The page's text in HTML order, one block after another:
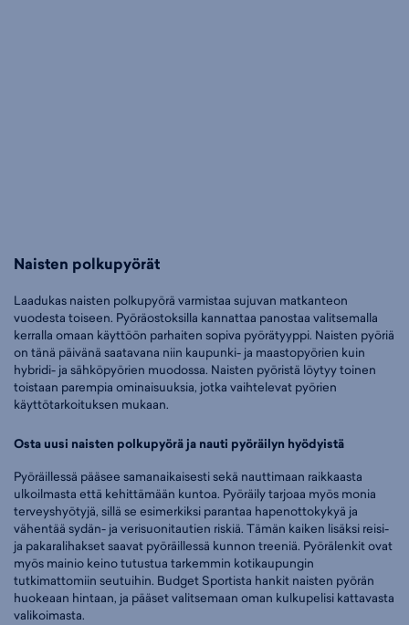
Naisten polkupyörät
Laadukas naisten polkupyörä varmistaa sujuvan matkanteon
vuodesta toiseen. Pyöräostoksilla kannattaa panostaa valitsemalla
kerralla omaan käyttöön parhaiten sopiva pyörätyyppi. Naisten pyöriä
on tänä päivänä saatavana niin kaupunki- ja maastopyörien kuin
hybridi- ja sähköpyörien muodossa. Naisten pyöristä löytyy toinen
toistaan parempia ominaisuuksia, jotka vaihtelevat pyörien
käyttötarkoituksen mukaan.
Osta uusi naisten polkupyörä ja nauti pyöräilyn hyödyistä
Pyöräillessä pääsee samanaikaisesti sekä nauttimaan raikkaasta
ulkoilmasta että kehittämään kuntoa. Pyöräily tarjoaa myös monia
terveyshyötyjä, sillä se esimerkiksi parantaa hapenottokykyä ja
vähentää sydän- ja verisuonitautien riskiä. Tämän kaiken lisäksi reisi-
ja pakaralihakset saavat pyöräillessä kunnon treeniä. Pyörälenkit ovat
myös mainio keino tutustua tarkemmin kotikaupungin
tutkimattomiin seutuihin. Budget Sportista hankit naisten pyörän
huokeaan hintaan, ja pääset valitsemaan oman kulkupelisi kattavasta
valikoimasta.